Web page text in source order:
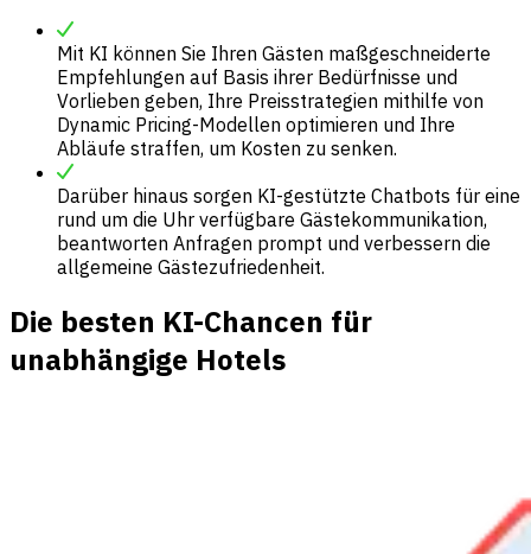
Mit KI können Sie Ihren Gästen maßgeschneiderte
Empfehlungen auf Basis ihrer Bedürfnisse und
Vorlieben geben, Ihre Preisstrategien mithilfe von
Dynamic Pricing-Modellen optimieren und Ihre
Abläufe straffen, um Kosten zu senken.
Darüber hinaus sorgen KI-gestützte Chatbots für eine
rund um die Uhr verfügbare Gästekommunikation,
beantworten Anfragen prompt und verbessern die
allgemeine Gästezufriedenheit.
Die besten KI-Chancen für
unabhängige Hotels